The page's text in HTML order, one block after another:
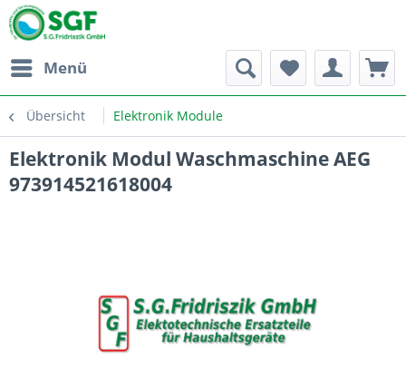
Menü
Übersicht Elektronik Module
Elektronik Modul Waschmaschine AEG
973914521618004